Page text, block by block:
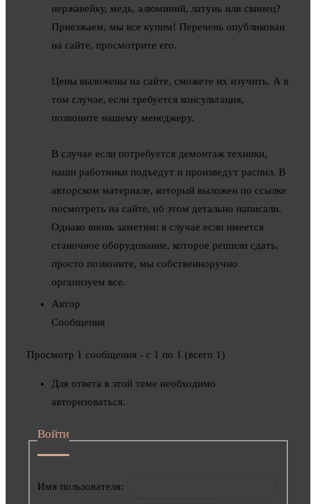
нержавейку, медь, алюминий, латунь или свинец?
Приезжаем, мы все купим! Перечень опубликован
на сайте, просмотрите его.
Цены выложены на сайте, сможете их изучить. А в
том случае, если требуется консультация,
позвоните нашему менеджеру.
В случае если потребуется демонтаж техники,
наши работники подъедут и произведут распил. В
авторском материале, который выложен по ссылке
посмотреть на сайте, об этом детально написали.
Однако вновь заметим: в случае если имеется
станочное оборудование, которое решили сдать,
просто позвоните, мы собственноручно
организуем все.
Автор
Сообщения
Просмотр 1 сообщения - с 1 по 1 (всего 1)
Для ответа в этой теме необходимо
авторизоваться.
Войти
Имя пользователя: